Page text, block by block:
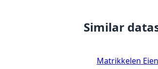
Similar
Matrikkelen